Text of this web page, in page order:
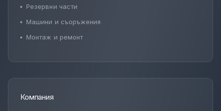
Резервни части
Машини и съоръжения
Монтаж и ремонт
Компания